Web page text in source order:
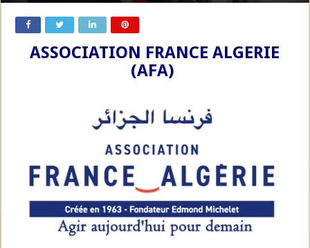
ASSOCIATION FRANCE ALGERIE
(AFA)